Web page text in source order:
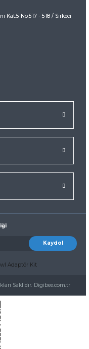
Kat:5 No:517 - 518 / Sirkeci
Kaydol
Saklıdır. Digibee.com.tr